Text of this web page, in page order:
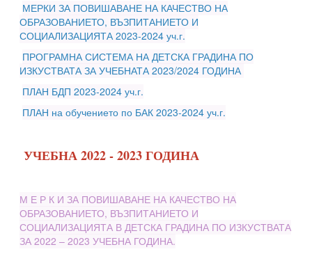
МЕРКИ ЗА ПОВИШАВАНЕ НА КАЧЕСТВО НА
ОБРАЗОВАНИЕТО, ВЪЗПИТАНИЕТО И
СОЦИАЛИЗАЦИЯТА 2023-2024 уч.г.
ПРОГРАМНА СИСТЕМА НА ДЕТСКА ГРАДИНА ПО
ИЗКУСТВАТА ЗА УЧЕБНАТА 2023/2024 ГОДИНА
ПЛАН БДП 2023-2024 уч.г.
ПЛАН на обучението по БАК 2023-2024 уч.г.
УЧЕБНА 2022 - 2023 ГОДИНА
М Е Р К И ЗА ПОВИШАВАНЕ НА КАЧЕСТВО НА
ОБРАЗОВАНИЕТО, ВЪЗПИТАНИЕТО И
СОЦИАЛИЗАЦИЯТА В ДЕТСКА ГРАДИНА ПО ИЗКУСТВАТА
ЗА 2022 – 2023 УЧЕБНА ГОДИНА.